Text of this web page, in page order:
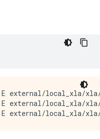
E external/local_xla/
E external/local_xla/